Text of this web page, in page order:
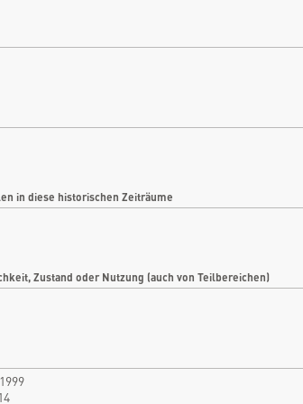
in diese historischen Zeiträume
Zustand oder Nutzung (auch von Teilbereichen)